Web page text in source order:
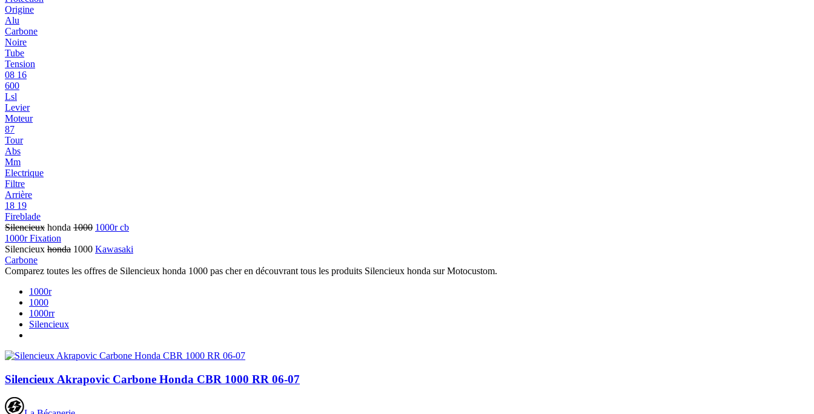
Origine
Alu
Carbone
Noire
Tube
Tension
08 16
600
Lsl
Levier
Moteur
87
Tour
Abs
Mm
Electrique
Filtre
Arrière
18 19
Fireblade
Silencieux honda 1000 1000r cb
1000r Fixation
Silencieux honda 1000 Kawasaki
Carbone
Comparez toutes les offres de Silencieux honda 1000 pas cher en découvrant tous les produits Silencieux honda sur Motocustom.
1000r
1000
1000rr
Silencieux
Silencieux Akrapovic Carbone Honda CBR 1000 RR 06-07